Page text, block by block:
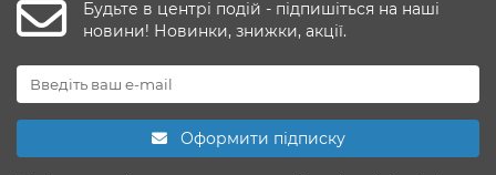
Будьте в центрі подій - підпишіться на наші
новини! Новинки, знижки, акції.
Оформити підписку